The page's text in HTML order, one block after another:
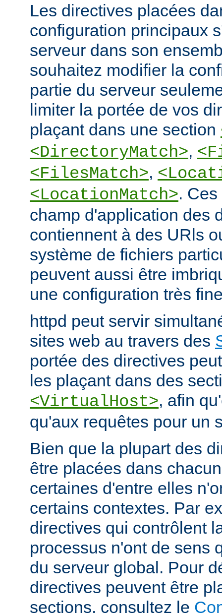
Les directives placées
configuration principaux
serveur dans son
souhaitez modifier la
partie du serveur
limiter la portée de vos
plaçant dans une section
<DirectoryMatch>,
<FilesMatch>,
<LocationMatch>.
champ d'application des
contiennent à des URls
système de fichiers
peuvent aussi être
une configuration très
httpd peut servir
sites web au travers des
portée des directives
les plaçant dans des
<VirtualHost>, afin
qu'aux requêtes pour un
Bien que la plupart des
être placées dans
certaines d'entre elles
certains contextes. Par
directives qui contrôlent
processus n'ont de sens
du serveur global. Pour
directives peuvent être
sections, consultez le